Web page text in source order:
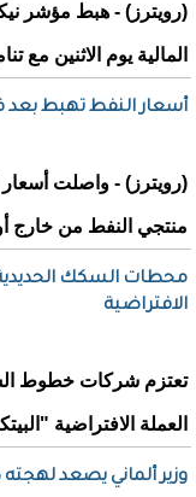
(رويترز) - هبط مؤشر
المالية يوم الاثنين مع
أسعار النفط تهبط بعد
(رويترز) - واصلت أسعار
منتجي النفط من خارج
محطات السكك
الافتراضية
تعتزم شركات خطوط
العملة الافتراضية
وزير ألماني يصعد